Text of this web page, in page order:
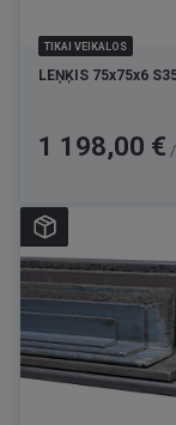
TIKAI VEIKALOS
LEŅĶIS 75x75x6
Cena
1 198,00 €